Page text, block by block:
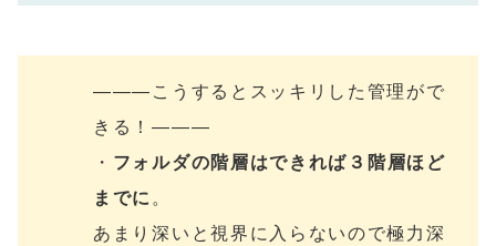
―――こうするとスッキリした管理がで
きる！―――
・ フォルダの階層はできれば３階層ほど
までに。
あまり深いと視界に入らないので極力深